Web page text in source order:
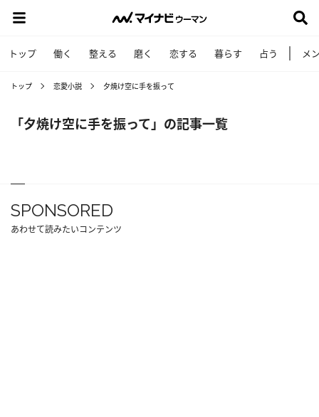
トップ 働く 整える 磨く 恋する 暮らす 占う メ
トップ 恋愛小説 夕焼け空に手を振って
「夕焼け空に手を振って」の記事一覧
SPONSORED
あわせて読みたいコンテンツ